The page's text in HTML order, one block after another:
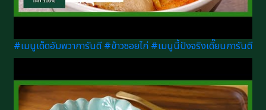
#เมนูเด็ดอัมพวาการันตี #ข้าวซอยไก่ #เมนูนี้ปังจริงเดี๊ยนการันตี